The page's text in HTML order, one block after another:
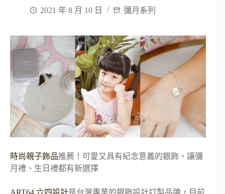
2021 年 8 月 10 日 彌月系列
時尚親子飾品推薦！可愛又具有紀念意義的銀飾，讓彌
月禮、生日禮都有新選擇